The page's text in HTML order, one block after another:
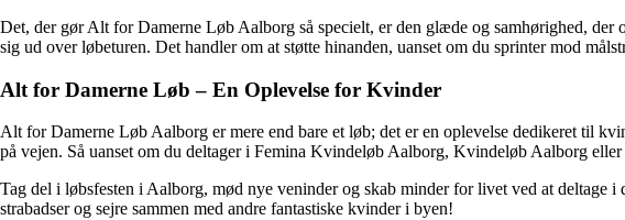
Det, der gør Alt for Damerne Løb Aalborg så specielt, er den glæde og samhørighed,
sig ud over løbeturen. Det handler om at støtte hinanden, uanset om du sprinter mod
Alt for Damerne Løb – En Oplevelse for Kvinder
Alt for Damerne Løb Aalborg er mere end bare et løb; det er en oplevelse dedikeret til
på vejen. Så uanset om du deltager i Femina Kvindeløb Aalborg, Kvindeløb Aalborg
Tag del i løbsfesten i Aalborg, mød nye veninder og skab minder for livet ved at deltage
strabadser og sejre sammen med andre fantastiske kvinder i byen!